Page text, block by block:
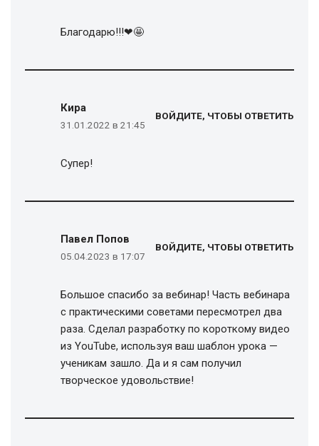
Благодарю!!!❤🤩
Кира
31.01.2022 в 21:45
ВОЙДИТЕ, ЧТОБЫ ОТВЕТИТЬ
Супер!
Павел Попов
05.04.2023 в 17:07
ВОЙДИТЕ, ЧТОБЫ ОТВЕТИТЬ
Большое спасибо за вебинар! Часть вебинара
с практическими советами пересмотрел два
раза. Сделал разработку по короткому видео
из YouTube, используя ваш шаблон урока —
ученикам зашло. Да и я сам получил
творческое удовольствие!